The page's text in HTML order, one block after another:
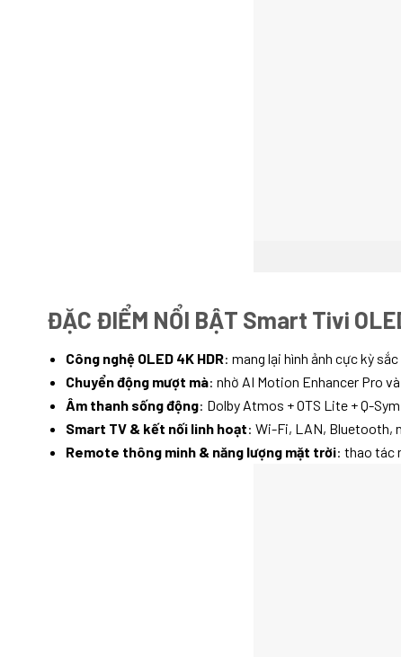
ĐẶC ĐIỂM NỔI BẬT Smart Tivi
Công nghệ OLED 4K HDR: mang lại hình ảnh cực kỳ
Chuyển động mượt mà: nhờ AI Motion Enhancer Pro
Âm thanh sống động: Dolby Atmos + OTS Lite + Q-
Smart TV & kết nối linh hoạt: Wi-Fi, LAN, Bluetooth,
Remote thông minh & năng lượng mặt trời: thao tác